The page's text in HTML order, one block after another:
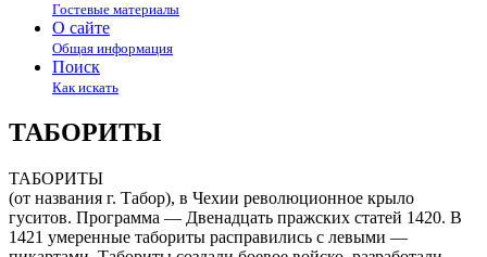
Гостевые материалы
О сайте
Общая информация
Поиск
Как искать
ТАБОРИТЫ
ТАБОРИТЫ
(от названия г. Табор), в Чехии революционное крыло
гуситов. Программа — Двенадцать пражских статей 1420. В
1421 умеренные табориты расправились с левыми —